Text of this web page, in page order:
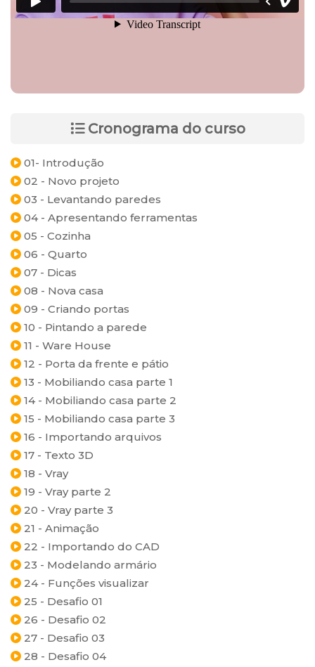
Cronograma do curso
01- Introdução
02 - Novo projeto
03 - Levantando paredes
04 - Apresentando ferramentas
05 - Cozinha
06 - Quarto
07 - Dicas
08 - Nova casa
09 - Criando portas
10 - Pintando a parede
11 - Ware House
12 - Porta da frente e pátio
13 - Mobiliando casa parte 1
14 - Mobiliando casa parte 2
15 - Mobiliando casa parte 3
16 - Importando arquivos
17 - Texto 3D
18 - Vray
19 - Vray parte 2
20 - Vray parte 3
21 - Animação
22 - Importando do CAD
23 - Modelando armário
24 - Funções visualizar
25 - Desafio 01
26 - Desafio 02
27 - Desafio 03
28 - Desafio 04